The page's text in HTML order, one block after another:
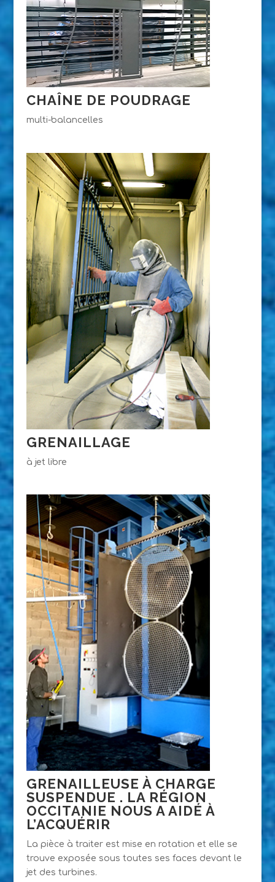
CHAÎNE DE POUDRAGE
multi-balancelles
GRENAILLAGE
à jet libre
GRENAILLEUSE À CHARGE
SUSPENDUE . LA RÉGION
OCCITANIE NOUS A AIDÉ À
L’ACQUÉRIR
La pièce à traiter est mise en rotation et elle se
trouve exposée sous toutes ses faces devant le
jet des turbines.